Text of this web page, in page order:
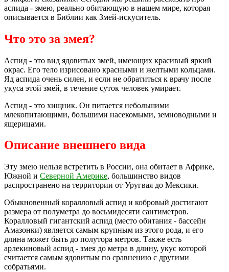
аспида - змею, реально обитающую в нашем мире, которая
описывается в Библии как Змей-искуситель.
Что это за змея?
Аспид - это вид ядовитых змей, имеющих красивый яркий
окрас. Его тело изрисовано красными и желтыми кольцами.
Яд аспида очень силен, и если не обратиться к врачу после
укуса этой змей, в течение суток человек умирает.
Аспид - это хищник. Он питается небольшими
млекопитающими, большими насекомыми, земноводными и
ящерицами.
Описание внешнего вида
Эту змею нельзя встретить в России, она обитает в Африке,
Южной и Северной Америке, большинство видов
распространено на территории от Уругвая до Мексики.
Обыкновенный коралловый аспид и кобровый достигают
размера от полуметра до восьмидесяти сантиметров.
Коралловый гигантский аспид (место обитания - бассейн
Амазонки) является самым крупным из этого рода, и его
длина может быть до полутора метров. Также есть
арлекиновый аспид - змея до метра в длину, укус которой
считается самым ядовитым по сравнению с другими
собратьями.